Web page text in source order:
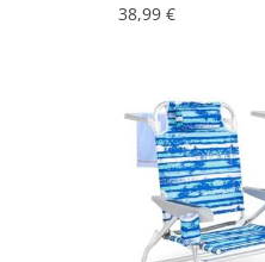
38,99 €